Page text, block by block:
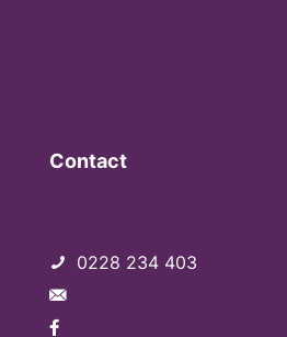
Contact
0228 234 403